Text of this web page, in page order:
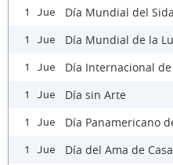
1 Jue Día Mundial del Sida
1 Jue Día Mundial de la
1 Jue Día Internacional
1 Jue Día sin Arte
1 Jue Día Panamericano
1 Jue Día del Ama de Casa